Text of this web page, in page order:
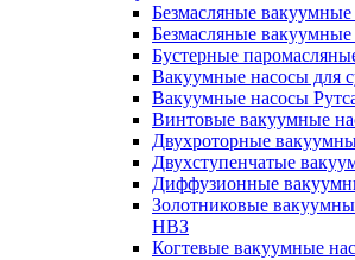
Безмасляные
Безмасляные
Бустерные
Вакуумные насосы для
Вакуумные насосы
Винтовые вакуумные
Двухроторные
Двухступенчатые
Диффузионные
Золотниковые
НВЗ
Когтевые вакуумные